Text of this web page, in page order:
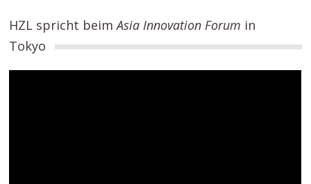
HZL spricht beimAsia Innovation Forum in
Tokyo